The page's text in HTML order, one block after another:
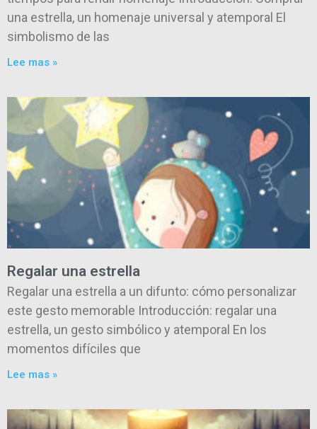
una estrella, un homenaje universal y atemporal El
simbolismo de las
Lee mas »
Regalar una estrella
Regalar una estrella a un difunto: cómo personalizar
este gesto memorable Introducción: regalar una
estrella, un gesto simbólico y atemporal En los
momentos difíciles que
Lee mas »